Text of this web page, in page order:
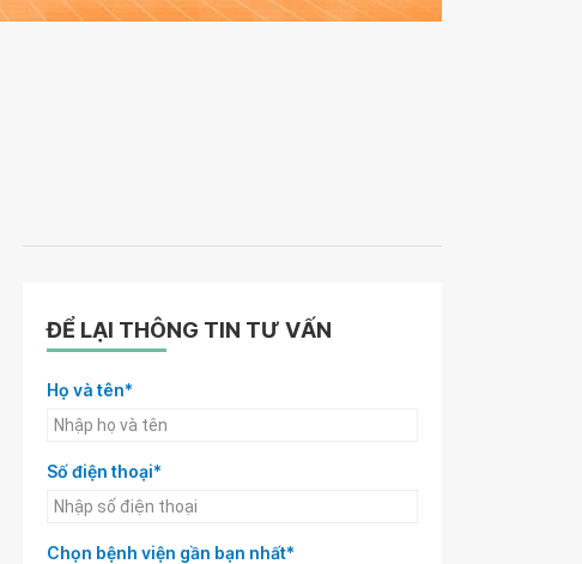
ĐỂ LẠI THÔNG TIN TƯ VẤN
Họ và tên*
Số điện thoại*
Chọn bệnh viện gần bạn nhất*